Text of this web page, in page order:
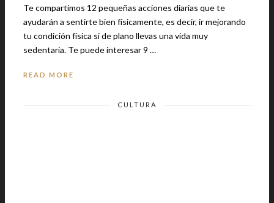
Te compartimos 12 pequeñas acciones diarias que te
ayudarán a sentirte bien físicamente, es decir, ir mejorando
tu condición física si de plano llevas una vida muy
sedentaria. Te puede interesar 9 …
READ MORE
CULTURA